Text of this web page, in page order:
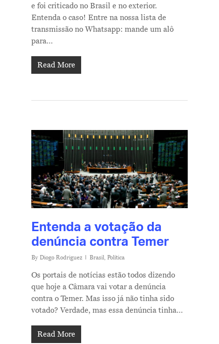
e foi criticado no Brasil e no exterior.
Entenda o caso! Entre na nossa lista de
transmissão no Whatsapp: mande um alô
para…
Read More
Entenda a votação da
denúncia contra Temer
By Diogo Rodriguez Brasil, Política
Os portais de notícias estão todos dizendo
que hoje a Câmara vai votar a denúncia
contra o Temer. Mas isso já não tinha sido
votado? Verdade, mas essa denúncia tinha…
Read More